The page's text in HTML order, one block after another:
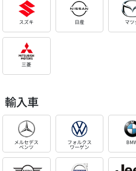
スズキ 日産 マツ
三菱
輸入車
メルセデス
ベンツ
フォルクス
ワーゲン